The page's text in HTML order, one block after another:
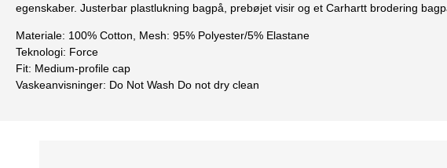
egenskaber. Justerbar plastlukning bagpå, prebøjet visir og et Carhartt brodering
Materiale: 100% Cotton, Mesh: 95% Polyester/5% Elastane
Teknologi: Force
Fit: Medium-profile cap
Vaskeanvisninger: Do Not Wash Do not dry clean